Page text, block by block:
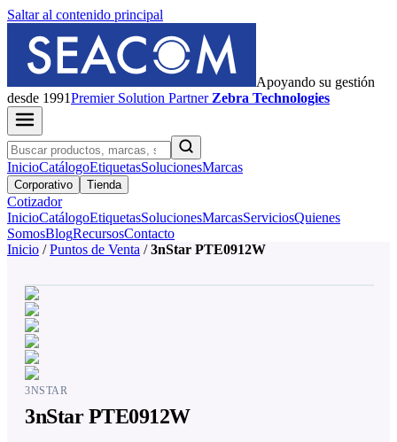
Saltar al contenido principal
Apoyando su gestión
desde 1991PremierSolution Partner Zebra Technologies
InicioCatálogoEtiquetasSolucionesMarcas
Corporativo Tienda
Cotizador
InicioCatálogoEtiquetasSolucionesMarcasServiciosQuienes
SomosBlogRecursosContacto
Inicio / Puntos de Venta / 3nStar PTE0912W
3NSTAR
3nStar PTE0912W